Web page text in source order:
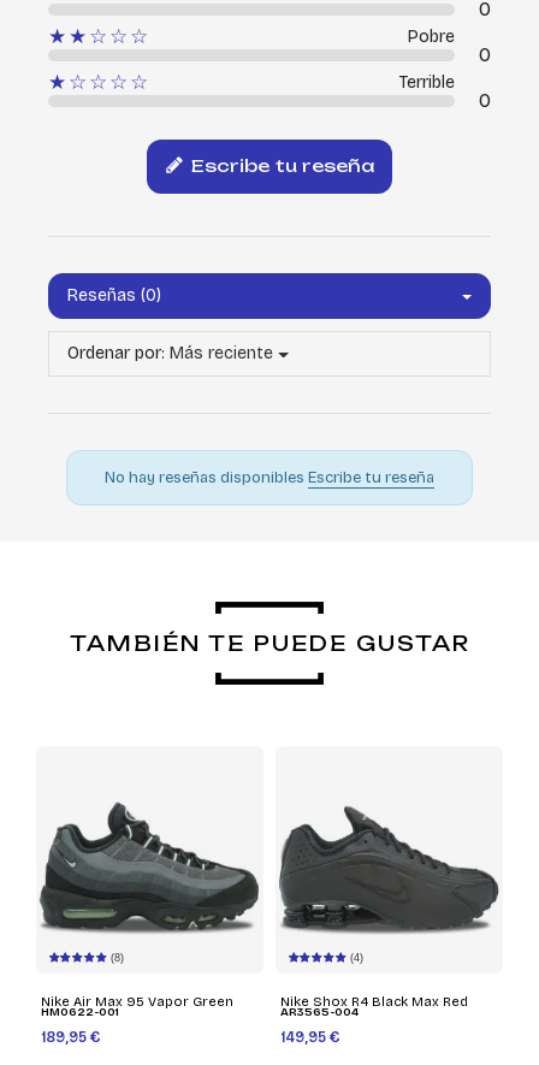
0
★★☆☆☆
Pobre
0
★☆☆☆☆
Terrible
0
Escribe tu reseña
Reseñas (0)
Ordenar por: Más reciente
No hay reseñas disponibles Escribe tu reseña
TAMBIÉN TE PUEDE GUSTAR
(8)
Nike Air Max 95 Vapor Green
HM0622-001
189,95 €
(4)
Nike Shox R4 Black Max Red
AR3565-004
149,95 €